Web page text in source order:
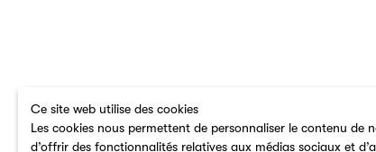
Ce site web utilise des cookies
Les cookies nous permettent de personnaliser le contenu de
d’offrir des fonctionnalités relatives aux médias sociaux et